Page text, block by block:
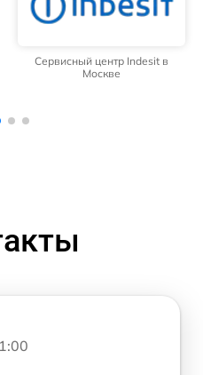
Сервисный центр Indesit в
Москве